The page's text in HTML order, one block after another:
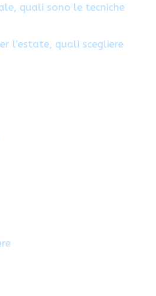
quali sono le tecniche
l’estate, quali scegliere